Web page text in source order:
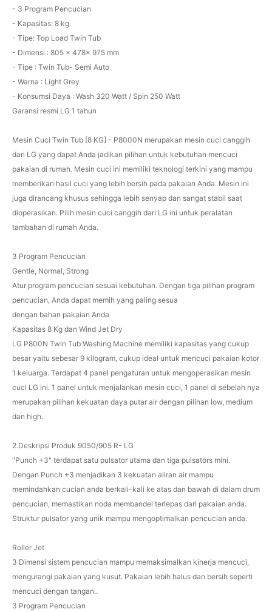
- 3 Program Pencucian
- Kapasitas: 8 kg
- Tipe: Top Load Twin Tub
- Dimensi : 805 x 478x 975 mm
- Tipe : Twin Tub- Semi Auto
- Warna : Light Grey
- Konsumsi Daya : Wash 320 Watt / Spin 250 Watt
Garansi resmi LG 1 tahun
Mesin Cuci Twin Tub [8 KG] - P8000N merupakan mesin cuci canggih
dari LG yang dapat Anda jadikan pilihan untuk kebutuhan mencuci
pakaian di rumah. Mesin cuci ini memiliki teknologi terkini yang mampu
memberikan hasil cuci yang lebih bersih pada pakaian Anda. Mesin ini
juga dirancang khusus sehingga lebih senyap dan sangat stabil saat
dioperasikan. Pilih mesin cuci canggih dari LG ini untuk peralatan
tambahan di rumah Anda.
3 Program Pencucian
Gentle, Normal, Strong
Atur program pencucian sesuai kebutuhan. Dengan tiga pilihan program
pencucian, Anda dapat memih yang paling sesua
dengan bahan pakaian Anda
Kapasitas 8 Kg dan Wind Jet Dry
LG P800N Twin Tub Washing Machine memiliki kapasitas yang cukup
besar yaitu sebesar 9 kilogram, cukup ideal untuk mencuci pakaian kotor
1 keluarga. Terdapat 4 panel pengaturan untuk mengoperasikan mesin
cuci LG ini. 1 panel untuk menjalankan mesin cuci, 1 panel di sebelah nya
merupakan pilihan kekuatan daya putar air dengan pilihan low, medium
dan high.
2.Deskripsi Produk 9050/905 R- LG
"Punch +3" terdapat satu pulsator utama dan tiga pulsators mini.
Dengan Punch +3 menjadikan 3 kekuatan aliran air mampu
memindahkan cucian anda berkali-kali ke atas dan bawah di dalam drum
pencucian, memastikan noda membandel terlepas dari pakaian anda.
Struktur pulsator yang unik mampu mengoptimalkan pencucian anda.
Roller Jet
3 Dimensi sistem pencucian mampu memaksimalkan kinerja mencuci,
mengurangi pakaian yang kusut. Pakaian lebih halus dan bersih seperti
mencuci dengan tangan..
3 Program Pencucian